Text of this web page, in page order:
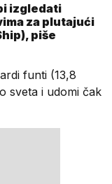
izgledati
za plutajući
piše
funti (13,8
sveta i udomi čak